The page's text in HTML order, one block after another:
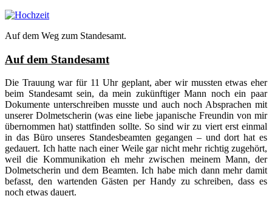
Auf dem Weg zum Standesamt.
Auf dem Standesamt
Die Trauung war für 11 Uhr geplant, aber wir mussten etwas eher
beim Standesamt sein, da mein zukünftiger Mann noch ein paar
Dokumente unterschreiben musste und auch noch Absprachen mit
unserer Dolmetscherin (was eine liebe japanische Freundin von mir
übernommen hat) stattfinden sollte. So sind wir zu viert erst einmal
in das Büro unseres Standesbeamten gegangen – und dort hat es
gedauert. Ich hatte nach einer Weile gar nicht mehr richtig zugehört,
weil die Kommunikation eh mehr zwischen meinem Mann, der
Dolmetscherin und dem Beamten. Ich habe mich dann mehr damit
befasst, den wartenden Gästen per Handy zu schreiben, dass es
noch etwas dauert.